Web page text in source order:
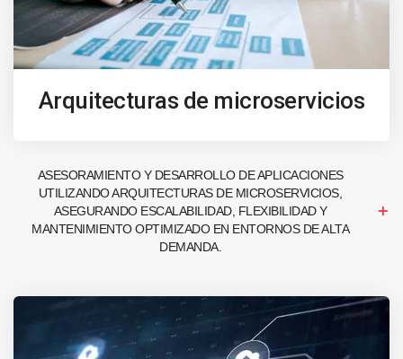
Arquitecturas de microservicios
ASESORAMIENTO Y DESARROLLO DE APLICACIONES
UTILIZANDO ARQUITECTURAS DE MICROSERVICIOS,
ASEGURANDO ESCALABILIDAD, FLEXIBILIDAD Y
MANTENIMIENTO OPTIMIZADO EN ENTORNOS DE ALTA
DEMANDA.